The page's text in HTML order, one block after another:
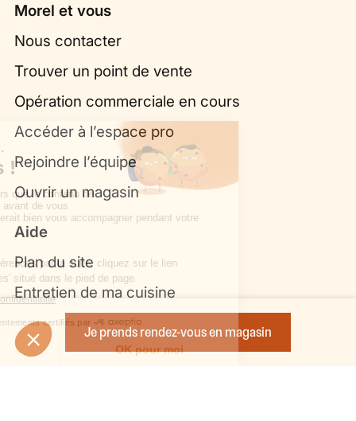
Je prends rendez-vous en magasin
Morel et vous
Nous contacter
Trouver un point de vente
Opération commerciale en cours
Accéder à l’espace pro
Rejoindre l’équipe
Ouvrir un magasin
Aide
Plan du site
Entretien de ma cuisine
Politique de confidentialité et mentions légales
Bibliothèque de cuisines